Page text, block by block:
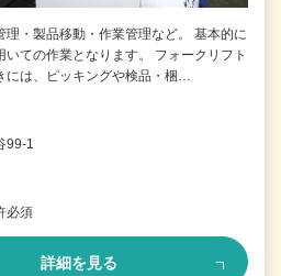
理・製品移動・作業管理など。 基本的に
いての作業となります。 フォークリフト
には、ピッキングや検品・梱…
99‐1
必須
詳細を見る